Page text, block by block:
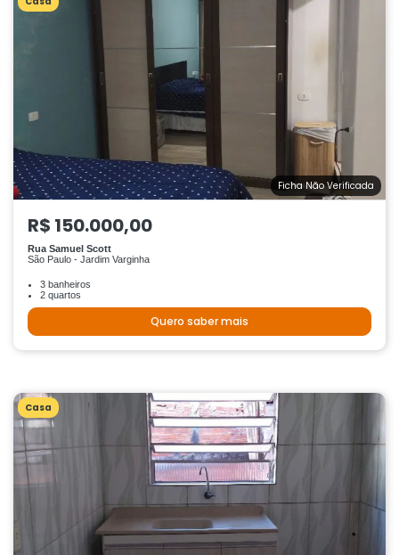
Ficha Não Verificada
R$ 150.000,00
Rua Samuel Scott
São Paulo - Jardim Varginha
3 banheiros
2 quartos
Quero saber mais
Casa